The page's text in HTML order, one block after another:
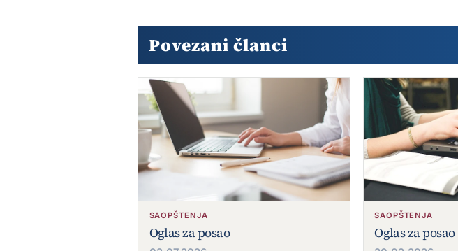
Povezani članci
SAOPŠTENJA
Oglas za posao
SAOPŠTENJA
Oglas za posao